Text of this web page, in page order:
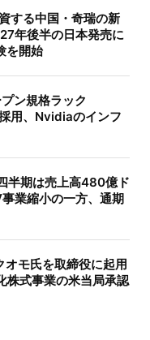
する中国・奇瑞の新
年後半の日本発売に
を開始
ン規格ラック
用、Nvidiaのインフ
半期は売上高480億ド
業縮小の一方、通期
モ氏を取締役に起用
株式事業の米当局承認